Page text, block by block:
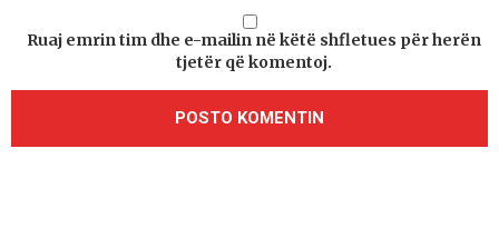
Ruaj emrin tim dhe e-mailin në këtë shfletues për herën
tjetër që komentoj.